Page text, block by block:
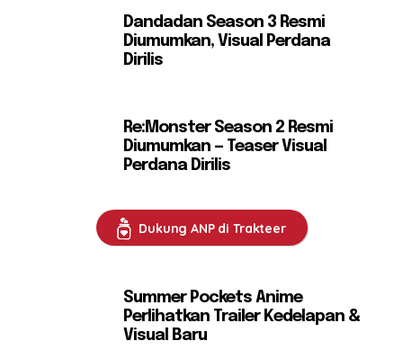
Dandadan Season 3 Resmi
Diumumkan, Visual Perdana
Dirilis
Re:Monster Season 2 Resmi
Diumumkan — Teaser Visual
Perdana Dirilis
Dukung ANP di Trakteer
Summer Pockets Anime
Perlihatkan Trailer Kedelapan &
Visual Baru